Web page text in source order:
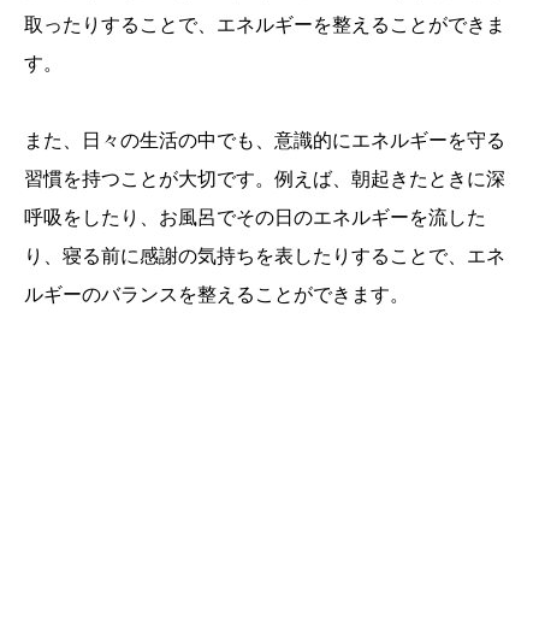
取ったりすることで、エネルギーを整えることができま
す。
また、日々の生活の中でも、意識的にエネルギーを守る
習慣を持つことが大切です。例えば、朝起きたときに深
呼吸をしたり、お風呂でその日のエネルギーを流した
り、寝る前に感謝の気持ちを表したりすることで、エネ
ルギーのバランスを整えることができます。